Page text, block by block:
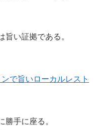
旨い証拠である。
で旨いローカルレスト
勝手に座る。